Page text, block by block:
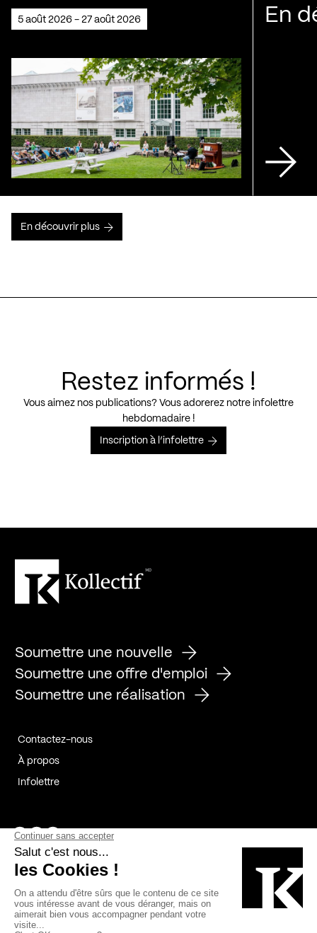
5 août 2026 - 27 août 2026 En
En découvrir plus
Restez informés !
Vous aimez nos publications? Vous adorerez notre infolettre
hebdomadaire !
Inscription à l’infolettre
Soumettre une nouvelle
Soumettre une offre d'emploi
Soumettre une réalisation
Contactez-nous
À propos
Infolettre
Page Facebook de Kollectif
Page Instagram de Kollectif
Page Linkedin de Kollectif